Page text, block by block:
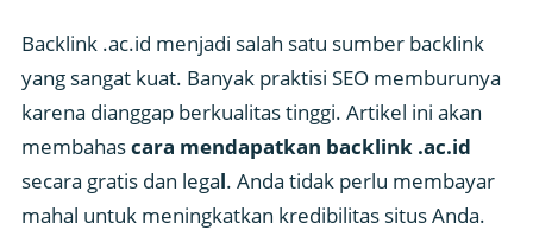
Backlink .ac.id menjadi salah satu sumber backlink
yang sangat kuat. Banyak praktisi SEO memburunya
karena dianggap berkualitas tinggi. Artikel ini akan
membahascara mendapatkan backlink .ac.id
secara gratis dan legal. Anda tidak perlu membayar
mahal untuk meningkatkan kredibilitas situs Anda.